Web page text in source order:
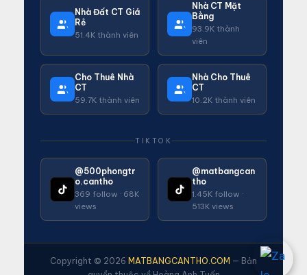
Nhà Đất CT Giá
Rẻ
51.4K thành viên
Nhà CT Mặt
Bằng
93.9K thành
viên
Cho Thuê Nhà
CT
59.7K thành viên
Nhà Cho Thuê
CT
10.2K thành viên
TIKTOK
@500phongtr
o.cantho
369 follow · 68K
views
@matbangcan
tho
1.45K follow ·
513K views
Copyright © 2026 MATBANGCANTHO.COM — Bản